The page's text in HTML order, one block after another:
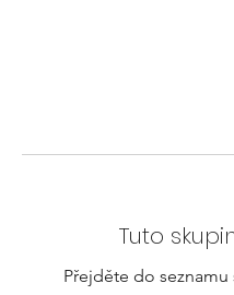
Tuto
Přejděte do